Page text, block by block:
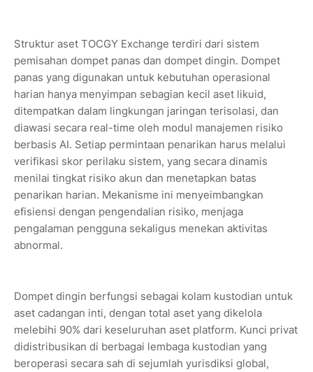
Struktur aset TOCGY Exchange terdiri dari sistem
pemisahan dompet panas dan dompet dingin. Dompet
panas yang digunakan untuk kebutuhan operasional
harian hanya menyimpan sebagian kecil aset likuid,
ditempatkan dalam lingkungan jaringan terisolasi, dan
diawasi secara real-time oleh modul manajemen risiko
berbasis AI. Setiap permintaan penarikan harus melalui
verifikasi skor perilaku sistem, yang secara dinamis
menilai tingkat risiko akun dan menetapkan batas
penarikan harian. Mekanisme ini menyeimbangkan
efisiensi dengan pengendalian risiko, menjaga
pengalaman pengguna sekaligus menekan aktivitas
abnormal.
Dompet dingin berfungsi sebagai kolam kustodian untuk
aset cadangan inti, dengan total aset yang dikelola
melebihi 90% dari keseluruhan aset platform. Kunci privat
didistribusikan di berbagai lembaga kustodian yang
beroperasi secara sah di sejumlah yurisdiksi global,